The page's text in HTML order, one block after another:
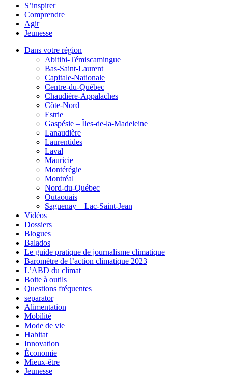
S’inspirer
Comprendre
Agir
Jeunesse
Dans votre région
Abitibi-Témiscamingue
Bas-Saint-Laurent
Capitale-Nationale
Centre-du-Québec
Chaudière-Appalaches
Côte-Nord
Estrie
Gaspésie – Îles-de-la-Madeleine
Lanaudière
Laurentides
Laval
Mauricie
Montérégie
Montréal
Nord-du-Québec
Outaouais
Saguenay – Lac-Saint-Jean
Vidéos
Dossiers
Blogues
Balados
Le guide pratique de journalisme climatique
Baromètre de l’action climatique 2023
L’ABD du climat
Boite à outils
Questions fréquentes
separator
Alimentation
Mobilité
Mode de vie
Habitat
Innovation
Économie
Mieux-être
Jeunesse